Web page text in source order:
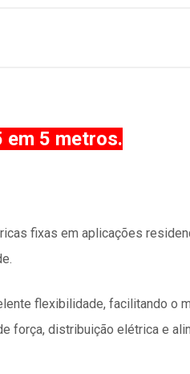
em 5 metros.
fixas em aplicações
flexibilidade, facilitando o
força, distribuição elétrica e